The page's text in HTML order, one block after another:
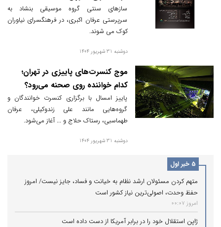
سازهای سنتی گروه موسیقی بنشاد به
سرپرستی عرفان اکبری، در فرهنگسرای نیاوران
کوک می شوند.
دوشنبه 31 شهریور 1404
موج کنسرت‌های پاییزی در تهران؛
کدام خواننده روی صحنه می‌رود؟
پاییز امسال با برگزاری کنسرت خوانندگان و
گروه‌هایی مانند علی زندوکیلی، عرفان
طهماسبی، رستاک حلاج و ... آغاز می‌شود.
دوشنبه 31 شهریور 1404
5 خبر اول
متهم کردن مسئولان ارشد نظام به خیانت و فساد، جایز نیست/ امروز
حفظ وحدت، اصولی‌ترین نیاز کشور است
امروز 00:07
ژاپن استقلال خود را در برابر آمریکا از دست داده است